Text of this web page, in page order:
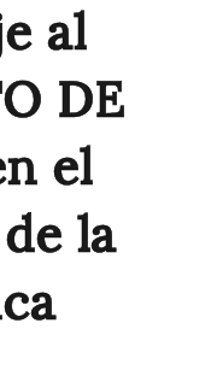
al
DE
el
la